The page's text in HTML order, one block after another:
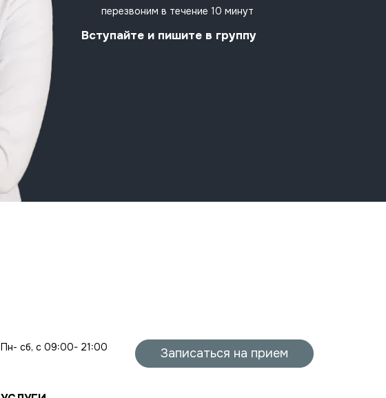
перезвоним в течение 10 минут
Вступайте и пишите в группу
Пн- сб, с 09:00- 21:00 Записаться на прием